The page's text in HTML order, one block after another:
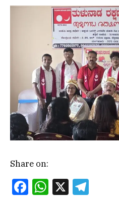
Share on:
Facebook
WhatsApp
X